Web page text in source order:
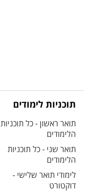
תוכניות לימודים
תואר ראשון - כל תוכניות
הלימודים
תואר שני - כל תוכניות
הלימודים
לימודי תואר שלישי -
דוקטורט